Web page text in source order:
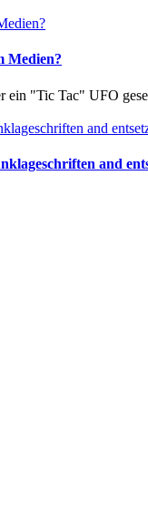
Medien?
ein "Tic Tac" UFO
and